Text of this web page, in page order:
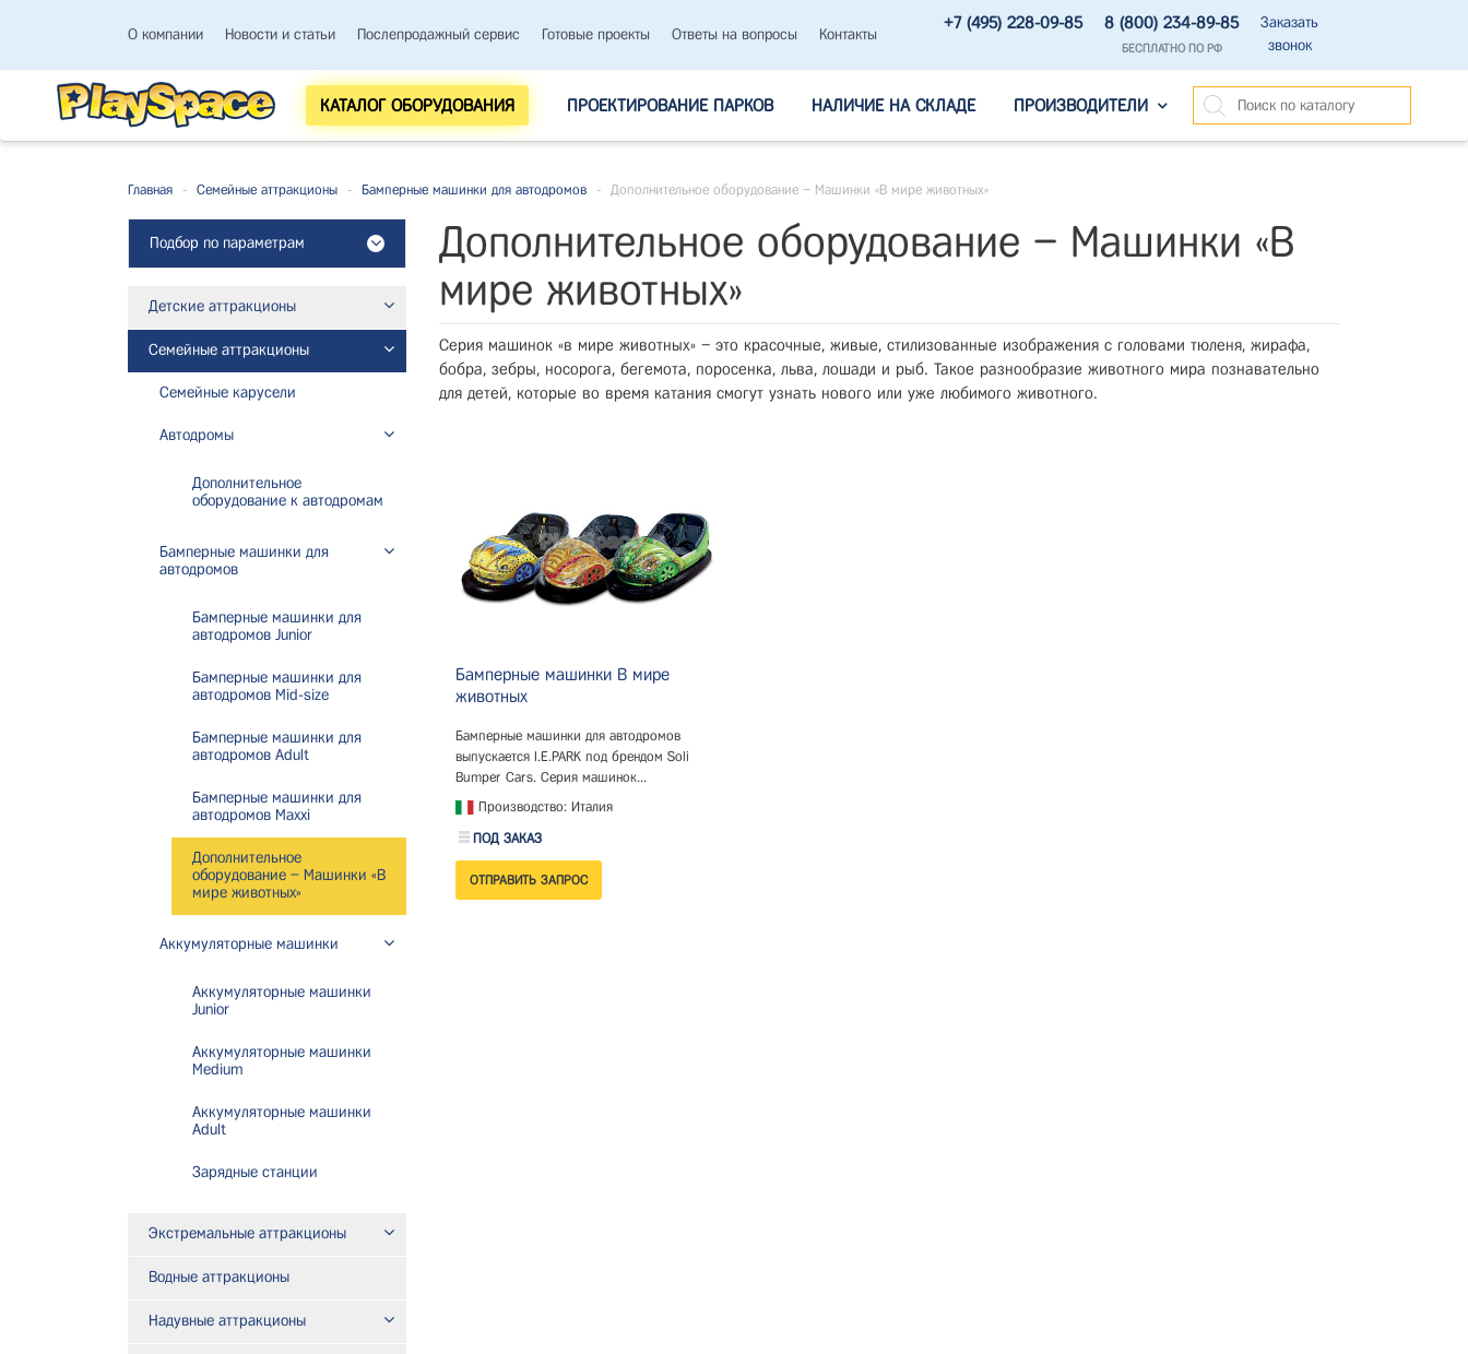
О компании Новости и статьи Послепродажный сервис Готовые проекты Ответы на вопросы Контакты
+7 (495) 228-09-85 8 (800) 234-89-85
БЕСПЛАТНО ПО РФ
Заказать
звонок
КАТАЛОГ ОБОРУДОВАНИЯ ПРОЕКТИРОВАНИЕ ПАРКОВ НАЛИЧИЕ НА СКЛАДЕ ПРОИЗВОДИТЕЛИ
Главная - Семейные аттракционы - Бамперные машинки для автодромов - Дополнительное оборудование – Машинки «В мире животных»
Подбор по параметрам
Детские аттракционы
Семейные аттракционы
Семейные карусели
Автодромы
Дополнительное
оборудование к автодромам
Бамперные машинки для
автодромов
Бамперные машинки для
автодромов Junior
Бамперные машинки для
автодромов Mid-size
Бамперные машинки для
автодромов Adult
Бамперные машинки для
автодромов Maxxi
Дополнительное
оборудование – Машинки «В
мире животных»
Аккумуляторные машинки
Аккумуляторные машинки
Junior
Аккумуляторные машинки
Medium
Аккумуляторные машинки
Adult
Зарядные станции
Экстремальные аттракционы
Водные аттракционы
Надувные аттракционы
Дополнительное оборудование – Машинки «В
мире животных»
Серия машинок «в мире животных» – это красочные, живые, стилизованные изображения с головами тюленя, жирафа,
бобра, зебры, носорога, бегемота, поросенка, льва, лошади и рыб. Такое разнообразие животного мира познавательно
для детей, которые во время катания смогут узнать нового или уже любимого животного.
Бамперные машинки В мире
животных
Бамперные машинки для автодромов
выпускается I.E.PARK под брендом Soli
Bumper Cars. Серия машинок...
Производство: Италия
ПОД ЗАКАЗ